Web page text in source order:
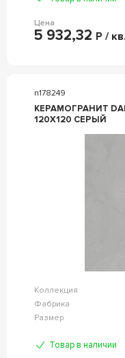
Цена
5 932,32 Р /
n178249
КЕРАМОГРАНИТ DADO
120X120 СЕРЫЙ
Коллекция
Фабрика
Размер
Товар в наличии